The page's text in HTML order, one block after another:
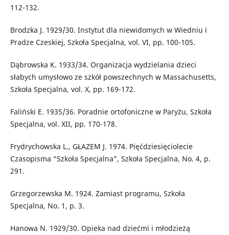
112-132.
Brodzka J. 1929/30. Instytut dla niewidomych w Wiedniu i
Pradze Czeskiej, Szkoła Specjalna, vol. VI, pp. 100-105.
Dąbrowska K. 1933/34. Organizacja wydzielania dzieci
słabych umysłowo ze szkół powszechnych w Massachusetts,
Szkoła Specjalna, vol. X, pp. 169-172.
Faliński E. 1935/36. Poradnie ortofoniczne w Paryżu, Szkoła
Specjalna, vol. XII, pp. 170-178.
Frydrychowska L., GŁAZEM J. 1974. Pięćdziesięciolecie
Czasopisma “Szkoła Specjalna”, Szkoła Specjalna, No. 4, p.
291.
Grzegorzewska M. 1924. Zamiast programu, Szkoła
Specjalna, No. 1, p. 3.
Hanowa N. 1929/30. Opieka nad dziećmi i młodzieżą